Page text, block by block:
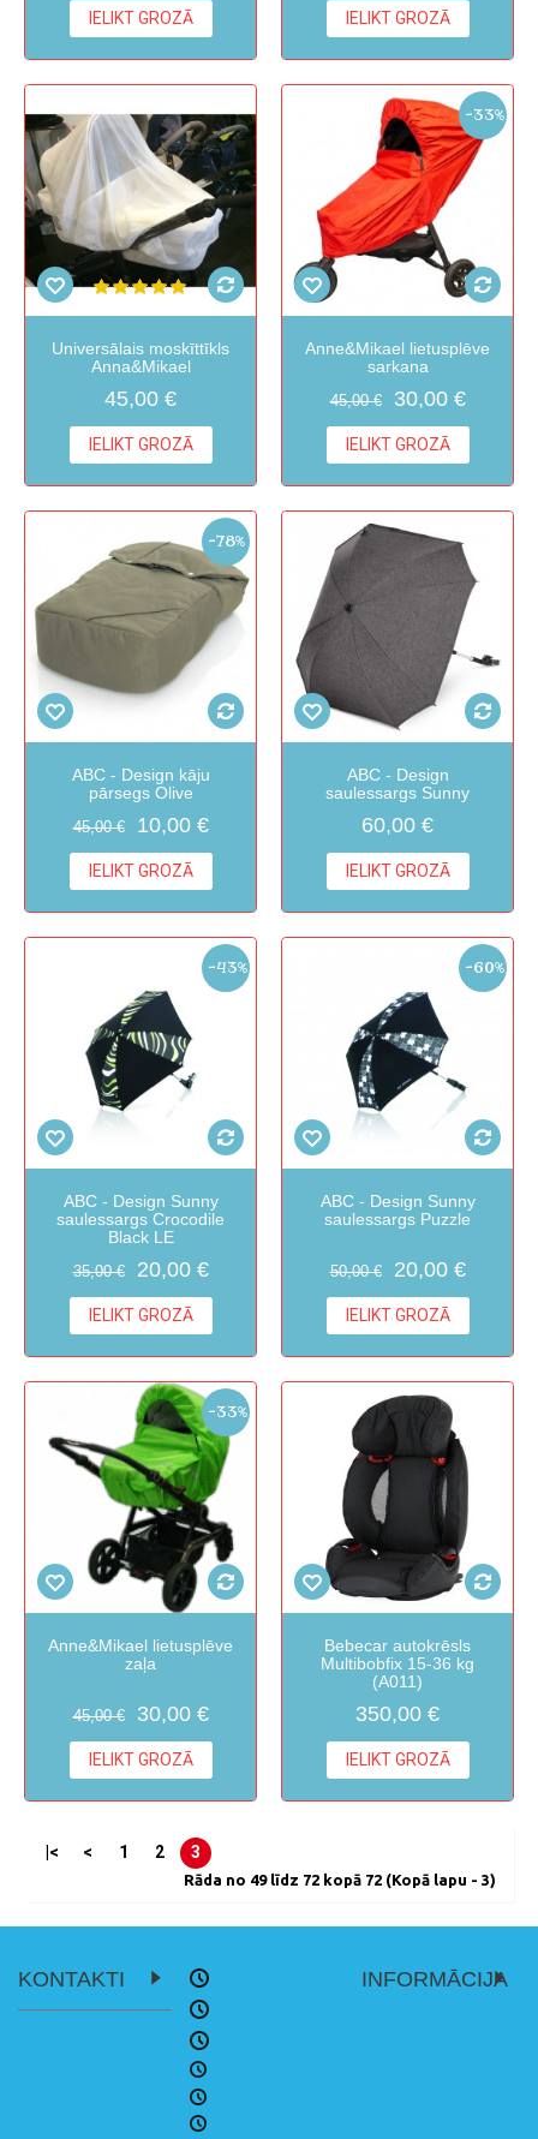
IELIKT GROZĀ IELIKT GROZĀ
Universālais moskīttīkls
Anna&Mikael
45,00 €
IELIKT GROZĀ
-33%
Anne&Mikael lietusplēve
sarkana
45,00 € 30,00 €
IELIKT GROZĀ
-78%
ABC - Design kāju
pārsegs Olive
45,00 € 10,00 €
IELIKT GROZĀ
ABC - Design
saulessargs Sunny
60,00 €
IELIKT GROZĀ
-43%
ABC - Design Sunny
saulessargs Crocodile
Black LE
35,00 € 20,00 €
IELIKT GROZĀ
-60%
ABC - Design Sunny
saulessargs Puzzle
50,00 € 20,00 €
IELIKT GROZĀ
-33%
Anne&Mikael lietusplēve
zaļa
45,00 € 30,00 €
IELIKT GROZĀ
Bebecar autokrēsls
Multibobfix 15-36 kg
(A011)
350,00 €
IELIKT GROZĀ
|< < 1 2 3
Rāda no 49 līdz 72 kopā 72 (Kopā lapu - 3)
KONTAKTI INFORMĀCIJA